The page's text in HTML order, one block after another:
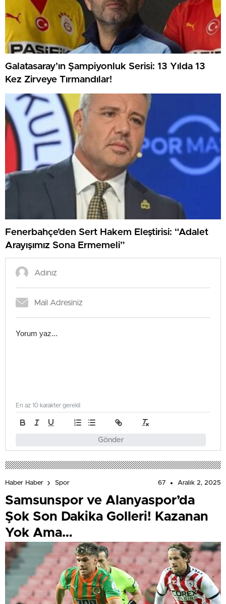
Galatasaray’ın Şampiyonluk Serisi: 13 Yılda 13
Kez Zirveye Tırmandılar!
Fenerbahçe’den Sert Hakem Eleştirisi: “Adalet
Arayışımız Sona Ermemeli”
Gönder
En az 10 karakter gerekli
Haber Haber Spor 67 Aralık 2, 2025
Samsunspor ve Alanyaspor’da
Şok Son Dakika Golleri! Kazanan
Yok Ama…